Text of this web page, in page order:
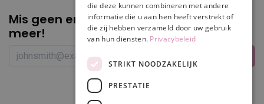
Mis geen enkelepromotie of korting
meer!
die deze kunnen combineren met andere
informatie die u aan hen heeft verstrekt of
die zij hebben verzameld door uw gebruik
van hun diensten. Privacybeleid
STRIKT NOODZAKELIJK
PRESTATIE